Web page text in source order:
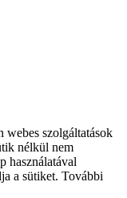
szolgáltatások
nélkül nem
használatával
a sütiket. További